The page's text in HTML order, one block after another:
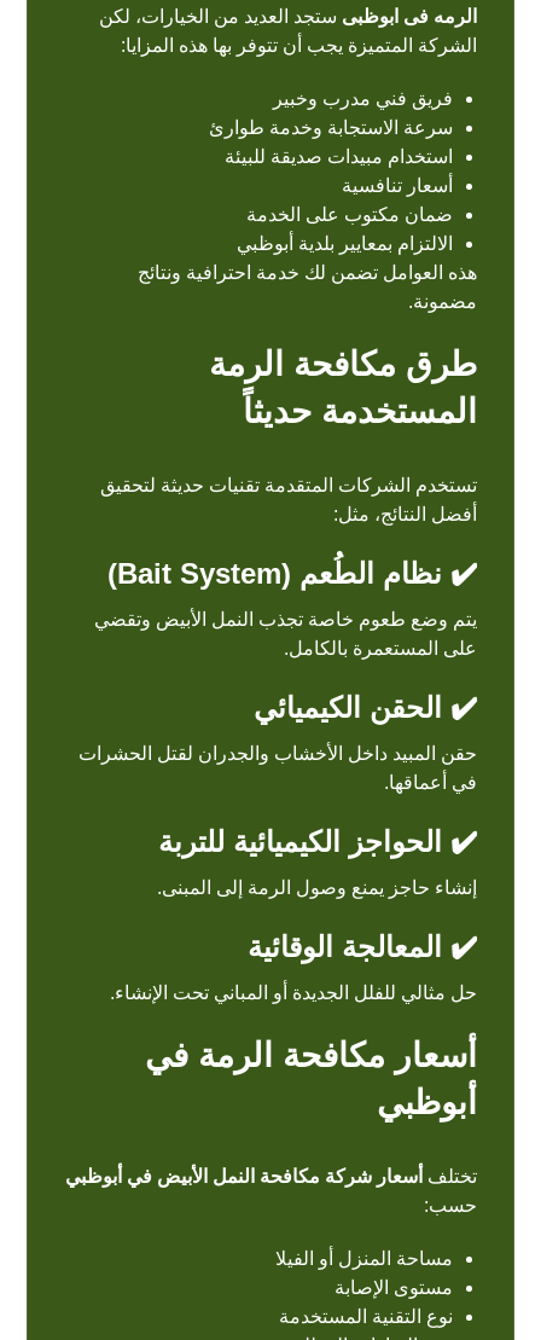
الرمه فى ابوظبى ستجد العديد من الخيارات، لكن
الشركة المتميزة يجب أن تتوفر بها هذه المزايا:
فريق فني مدرب وخبير
سرعة الاستجابة وخدمة طوارئ
استخدام مبيدات صديقة للبيئة
أسعار تنافسية
ضمان مكتوب على الخدمة
الالتزام بمعايير بلدية أبوظبي
هذه العوامل تضمن لك خدمة احترافية ونتائج
مضمونة.
طرق مكافحة الرمة
المستخدمة حديثاً
تستخدم الشركات المتقدمة تقنيات حديثة لتحقيق
أفضل النتائج، مثل:
✔️ نظام الطُعم (Bait System)
يتم وضع طعوم خاصة تجذب النمل الأبيض وتقضي
على المستعمرة بالكامل.
✔️ الحقن الكيميائي
حقن المبيد داخل الأخشاب والجدران لقتل الحشرات
في أعماقها.
✔️ الحواجز الكيميائية للتربة
إنشاء حاجز يمنع وصول الرمة إلى المبنى.
✔️ المعالجة الوقائية
حل مثالي للفلل الجديدة أو المباني تحت الإنشاء.
أسعار مكافحة الرمة في
أبوظبي
تختلف أسعار شركة مكافحة النمل الأبيض في أبوظبي
حسب:
مساحة المنزل أو الفيلا
مستوى الإصابة
نوع التقنية المستخدمة